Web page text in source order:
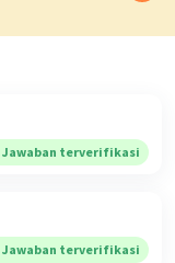
Jawaban terverifikasi
Jawaban terverifikasi